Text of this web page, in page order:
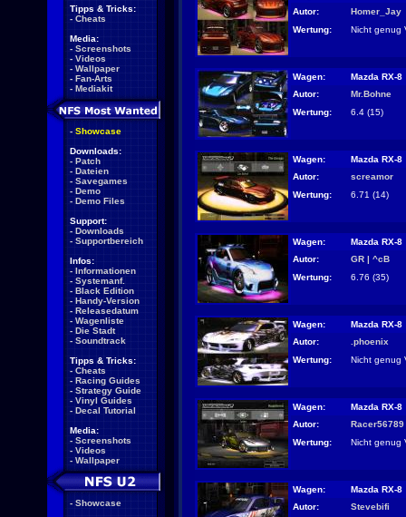
Tipps & Tricks:
- Cheats
Media:
- Screenshots
- Videos
- Wallpaper
- Fan-Arts
- Mediakit
- Showcase
Downloads:
- Patch
- Dateien
- Savegames
- Demo
- Demo Files
Support:
- Downloads
- Supportbereich
Infos:
- Informationen
- Systemanf.
- Black Edition
- Handy-Version
- Releasedatum
- Wagenliste
- Die Stadt
- Soundtrack
Tipps & Tricks:
- Cheats
- Racing Guides
- Strategy Guide
- Vinyl Guides
- Decal Tutorial
Media:
- Screenshots
- Videos
- Wallpaper
- Showcase
Autor:
Homer_Jay
Wertung:
Nicht genug
Wagen:
Mazda RX-8
Autor:
Mr.Bohne
Wertung:
6.4 (15)
Wagen:
Mazda RX-8
Autor:
screamor
Wertung:
6.71 (14)
Wagen:
Mazda RX-8
Autor:
GR | ^cB
Wertung:
6.76 (35)
Wagen:
Mazda RX-8
Autor:
.phoenix
Wertung:
Nicht genug
Wagen:
Mazda RX-8
Autor:
Racer56789
Wertung:
Nicht genug
Wagen:
Mazda RX-8
Autor:
Stevebifi